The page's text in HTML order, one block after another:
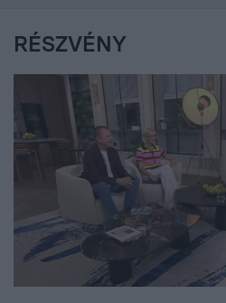
RÉSZVÉNY